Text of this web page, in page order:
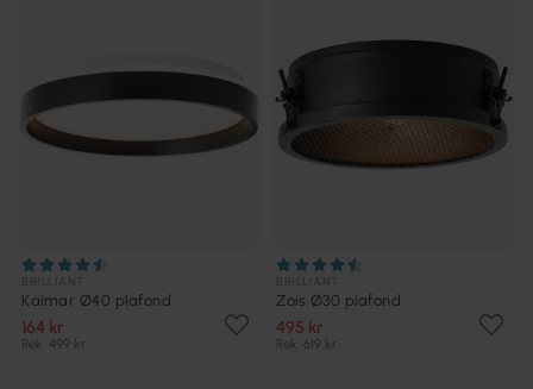
Kalmar Ø40 plafond
164 kr
Rek. 499 kr
Zois Ø30 plafond
495 kr
Rek. 619 kr